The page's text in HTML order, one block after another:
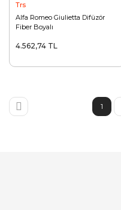
Trs
Alfa Romeo Giulietta Difüzör
Fiber Boyalı
4.562,74 TL
1